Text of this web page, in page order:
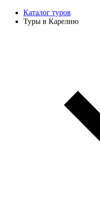
Каталог туров
Туры в Карелию